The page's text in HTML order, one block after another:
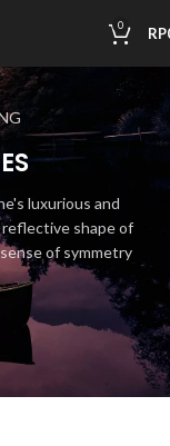
0 RP
luxurious and
shape of
of symmetry